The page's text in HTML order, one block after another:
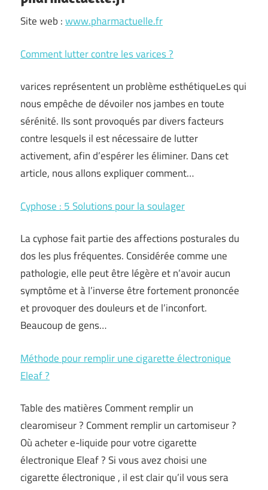
Site web :www.pharmactuelle.fr
Comment lutter contre les varices ?
varices représentent un problème esthétiqueLes qui
nous empêche de dévoiler nos jambes en toute
sérénité. Ils sont provoqués par divers facteurs
contre lesquels il est nécessaire de lutter
activement, afin d’espérer les éliminer. Dans cet
article, nous allons expliquer comment…
Cyphose : 5 Solutions pour la soulager
La cyphose fait partie des affections posturales du
dos les plus fréquentes. Considérée comme une
pathologie, elle peut être légère et n’avoir aucun
symptôme et à l’inverse être fortement prononcée
et provoquer des douleurs et de l’inconfort.
Beaucoup de gens…
Méthode pour remplir une cigarette électronique
Eleaf ?
Table des matières Comment remplir un
clearomiseur ? Comment remplir un cartomiseur ?
Où acheter e-liquide pour votre cigarette
électronique Eleaf ? Si vous avez choisi une
cigarette électronique , il est clair qu’il vous sera